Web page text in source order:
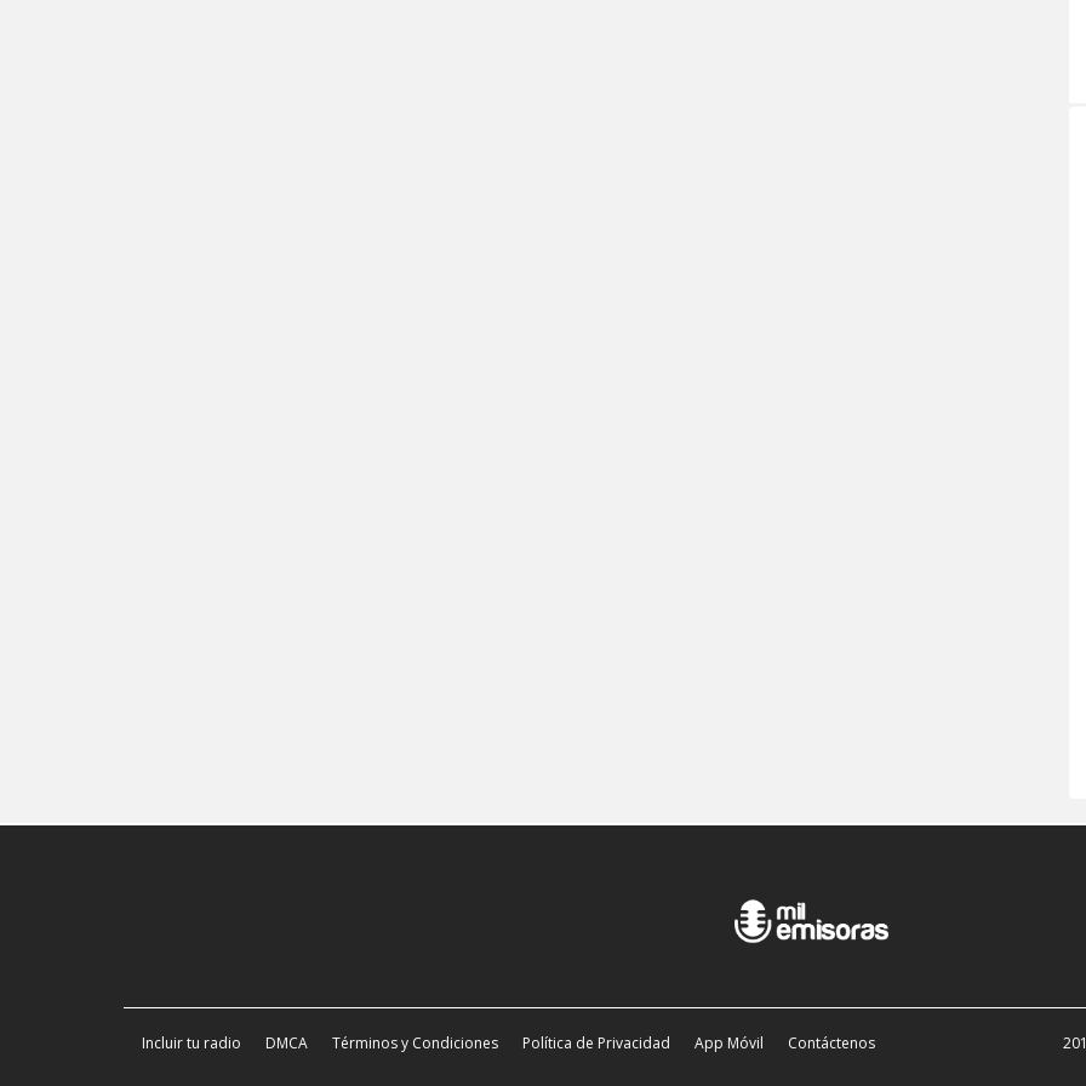
Incluir tu radio DMCA Términos y Condiciones Política de Privacidad App Móvil Contáctenos